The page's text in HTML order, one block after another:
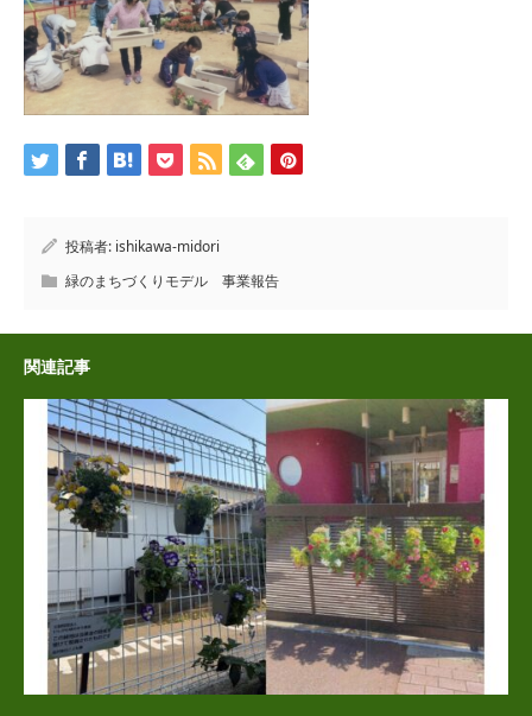
投稿者: ishikawa-midori
緑のまちづくりモデル 事業報告
関連記事